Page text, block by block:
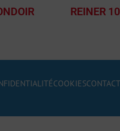
REINER
COOKIES